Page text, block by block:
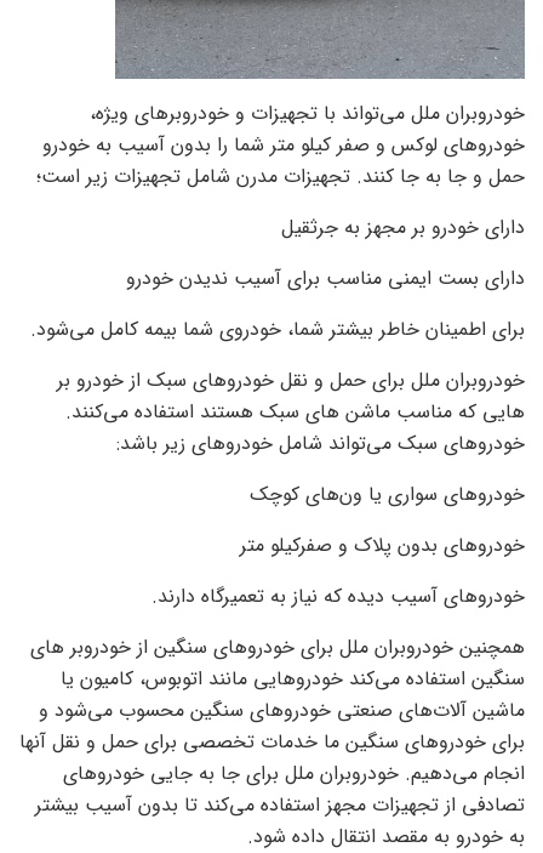
خودروبران ملل می‌تواند با تجهیزات و خودروبرهای ویژه،
خودروهای لوکس و صفر کیلو متر شما را بدون آسیب به خودرو
حمل و جا به جا کنند. تجهیزات مدرن شامل تجهیزات زیر است؛
دارای خودرو بر مجهز به جرثقیل
دارای بست ایمنی مناسب برای آسیب ندیدن خودرو
برای اطمینان خاطر بیشتر شما، خودروی شما بیمه کامل می‌شود.
خودروبران ملل برای حمل و نقل خودروهای سبک از خودرو بر
هایی که مناسب ماشن های سبک هستند استفاده می‌کنند.
خودروهای سبک می‌تواند شامل خودروهای زیر باشد:
خودروهای سواری یا ون‌های کوچک
خودروهای بدون پلاک و صفرکیلو متر
خودروهای آسیب دیده که نیاز به تعمیرگاه دارند.
همچنین خودروبران ملل برای خودروهای سنگین از خودروبر های
سنگین استفاده می‌کند خودروهایی مانند اتوبوس، کامیون یا
ماشین آلات‌های صنعتی خودروهای سنگین محسوب می‌شود و
برای خودروهای سنگین ما خدمات تخصصی برای حمل و نقل آنها
انجام می‌دهیم. خودروبران ملل برای جا به جایی خودروهای
تصادفی از تجهیزات مجهز استفاده می‌کند تا بدون آسیب بیشتر
به خودرو به مقصد انتقال داده شود.